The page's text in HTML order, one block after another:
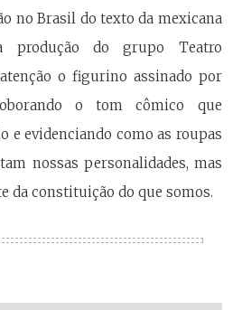
no Brasil do texto da mexicana
produção do grupo Teatro
o figurino assinado por
o tom cômico que
e evidenciando como as roupas
nossas personalidades, mas
da constituição do que somos.